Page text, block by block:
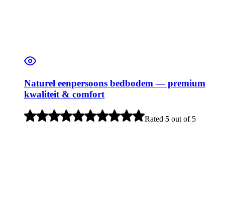
Naturel eenpersoons bedbodem — premium
kwaliteit & comfort
Rated 5 out of 5